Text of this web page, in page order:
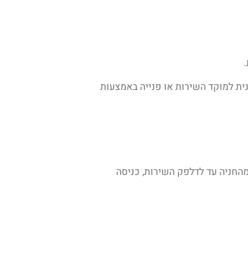
למוקד השירות או פנייה באמצעות
עד לדלפק השירות, כניסה